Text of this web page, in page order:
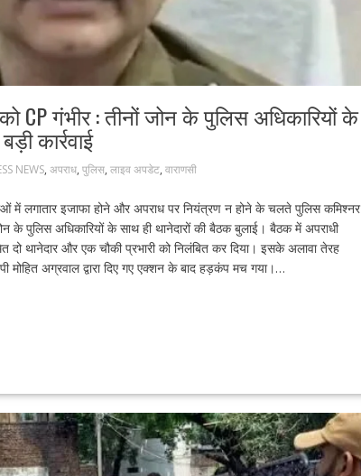
CP गंभीर : तीनों जोन के पुलिस अधिकारियों के
कार्रवाई
NEWS, अपराध, पुलिस, लाइव अपडेट, वाराणसी
में लगातार इजाफा होने और अपराध पर नियंत्रण न होने के चलते पुलिस कमिश्नर
के पुलिस अधिकारियों के साथ ही थानेदारों की बैठक बुलाई। बैठक में अपराधी
थानेदार और एक चौकी प्रभारी को निलंबित कर दिया। इसके अलावा तेरह
मोहित अग्रवाल द्वारा दिए गए एक्शन के बाद हड़कंप मच गया।…